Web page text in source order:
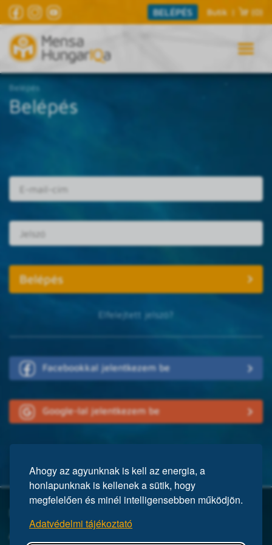
Ahogy az agyunknak is kell az energia, a
honlapunknak is kellenek a sütik, hogy
megfelelően és minél intelligensebben működjön.
Adatvédelmi tájékoztató
BELÉPÉS Butik | (0)
Belépés
Belépés
Elfelejtett jelszó?
Facebookkal jelentkezem be
Google-lal jelentkezem be
A Mensa egy nemzetközi egyesület, közel 150 ezer taggal a világ